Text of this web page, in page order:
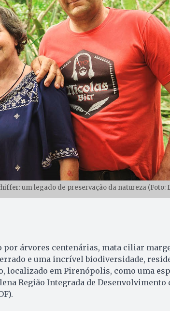
um legado de preservação da natureza (Foto:
por árvores centenárias, mata ciliar
e uma incrível biodiversidade,
localizado em Pirenópolis, como uma
Região Integrada de